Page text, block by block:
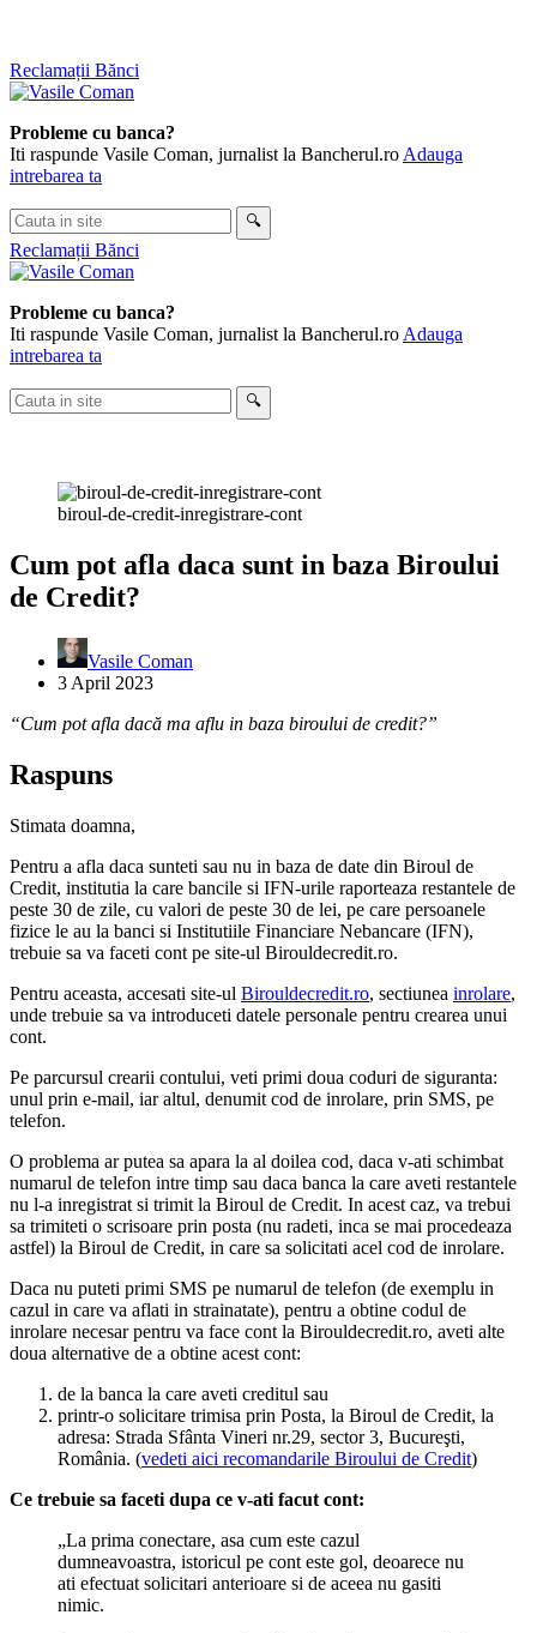
Skip
to
Reclamații Bănci
Probleme cu banca?
Iti raspunde Vasile Coman, jurnalist la Bancherul.ro Adauga
intrebarea ta
Cauta
in
site
🔍
Reclamații Bănci
Probleme cu banca?
Iti raspunde Vasile Coman, jurnalist la Bancherul.ro Adauga
intrebarea ta
Cauta
in
🔍
biroul-de-credit-inregistrare-cont
Cum pot afla daca sunt in baza Biroului
de Credit?
Vasile Coman
3 April 2023
“Cum pot afla dacă ma aflu in baza biroului de credit?”
Raspuns
Stimata doamna,
Pentru a afla daca sunteti sau nu in baza de date din Biroul de
Credit, institutia la care bancile si IFN-urile raporteaza restantele de
peste 30 de zile, cu valori de peste 30 de lei, pe care persoanele
fizice le au la banci si Institutiile Financiare Nebancare (IFN),
trebuie sa va faceti cont pe site-ul Birouldecredit.ro.
Pentru aceasta, accesati site-ul Birouldecredit.ro, sectiunea inrolare,
unde trebuie sa va introduceti datele personale pentru crearea unui
cont.
Pe parcursul crearii contului, veti primi doua coduri de siguranta:
unul prin e-mail, iar altul, denumit cod de inrolare, prin SMS, pe
telefon.
O problema ar putea sa apara la al doilea cod, daca v-ati schimbat
numarul de telefon intre timp sau daca banca la care aveti restantele
nu l-a inregistrat si trimit la Biroul de Credit. In acest caz, va trebui
sa trimiteti o scrisoare prin posta (nu radeti, inca se mai procedeaza
astfel) la Biroul de Credit, in care sa solicitati acel cod de inrolare.
Daca nu puteti primi SMS pe numarul de telefon (de exemplu in
cazul in care va aflati in strainatate), pentru a obtine codul de
inrolare necesar pentru va face cont la Birouldecredit.ro, aveti alte
doua alternative de a obtine acest cont:
de la banca la care aveti creditul sau
printr-o solicitare trimisa prin Posta, la Biroul de Credit, la
adresa: Strada Sfânta Vineri nr.29, sector 3, Bucureşti,
România. (vedeti aici recomandarile Biroului de Credit)
Ce trebuie sa faceti dupa ce v-ati facut cont:
„La prima conectare, asa cum este cazul
dumneavoastra, istoricul pe cont este gol, deoarece nu
ati efectuat solicitari anterioare si de aceea nu gasiti
nimic.